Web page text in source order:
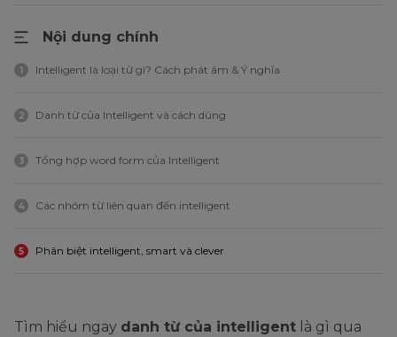
Nội dung chính
1 Intelligent là loại từ gì? Cách phát âm & Ý nghĩa
2 Danh từ của Intelligent và cách dùng
3 Tổng hợp word form của Intelligent
4 Các nhóm từ liên quan đến intelligent
5 Phân biệt intelligent, smart và clever
Tìm hiểu ngay danh từ của intelligent là gì qua